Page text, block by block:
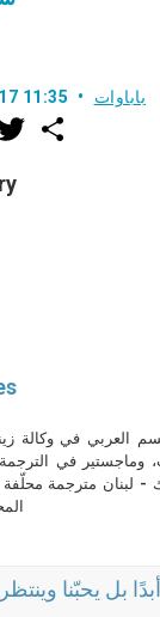
11:35 باباوات
T
w
العربي في وكالة
وماجستير في
- لبنان مترجمة
أبدًا بل يحبّنا